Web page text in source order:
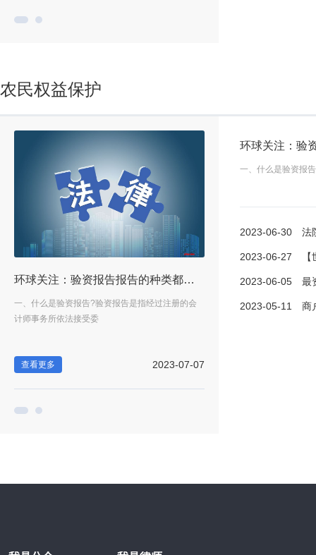
农民权益保护
环球关注：验资报告报告的种类都有哪些内容？办理验资报告需要准备的资料都有什么？
一、什么是验资报告?验资报告是指经过注册的会
计师事务所依法接受委
查看更多 2023-07-07
法院调解书和离婚证一样吗
一、什么是验资报
2023-06-30 法院调解
2023-06-27 【世界
2023-06-05 最资讯丨
2023-05-11 商户